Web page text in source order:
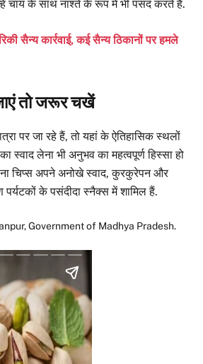
चाय के साथ नाश्ते के रूप में भी पसंद करते हैं.
सैन्य कार्रवाई, कई सैन्य ठिकानों पर हमले
तो जरूर चखें
पर जा रहे हैं, तो यहां के ऐतिहासिक स्थलों
स्वाद लेना भी अनुभव का महत्वपूर्ण हिस्सा हो
चिप्स अपने अनोखे स्वाद, कुरकुरेपन और
के पसंदीदा स्नैक्स में शामिल हैं.
Government of Madhya Pradesh.